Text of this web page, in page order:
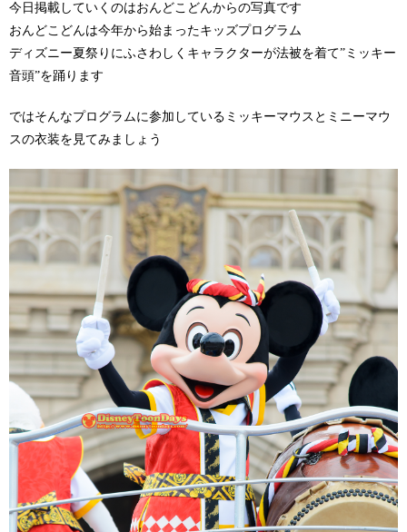
今日掲載していくのはおんどこどんからの写真です
おんどこどんは今年から始まったキッズプログラム
ディズニー夏祭りにふさわしくキャラクターが法被を着て”ミッキー
音頭”を踊ります
ではそんなプログラムに参加しているミッキーマウスとミニーマウ
スの衣装を見てみましょう